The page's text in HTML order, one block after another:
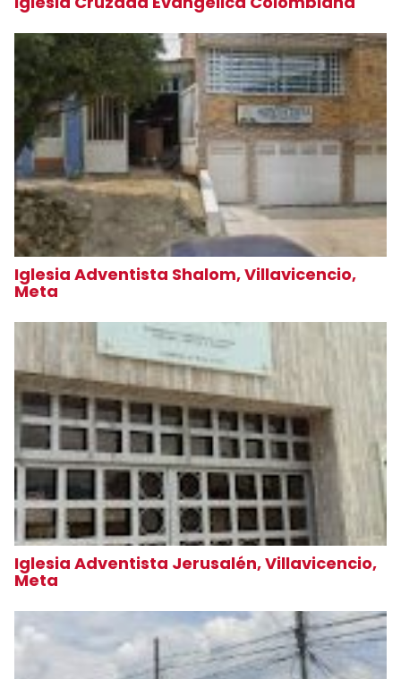
Iglesia Adventista Shalom, Villavicencio,
Meta
Iglesia Adventista Jerusalén, Villavicencio,
Meta